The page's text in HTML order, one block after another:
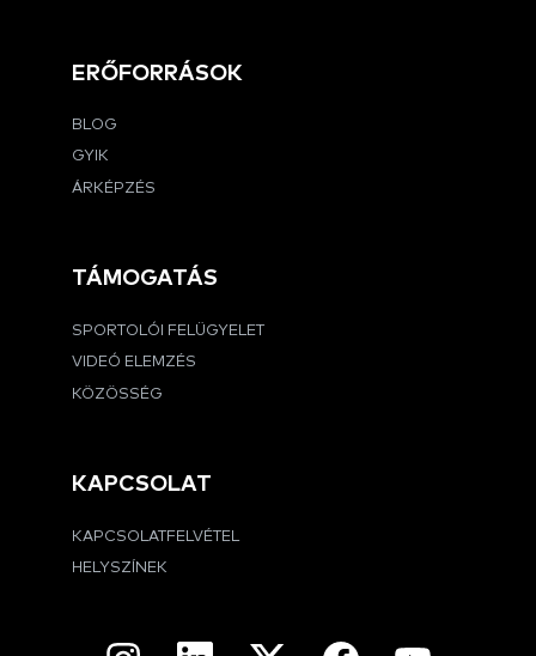
ERŐFORRÁSOK
BLOG
GYIK
ÁRKÉPZÉS
TÁMOGATÁS
SPORTOLÓI FELÜGYELET
VIDEÓ ELEMZÉS
KÖZÖSSÉG
KAPCSOLAT
KAPCSOLATFELVÉTEL
HELYSZÍNEK